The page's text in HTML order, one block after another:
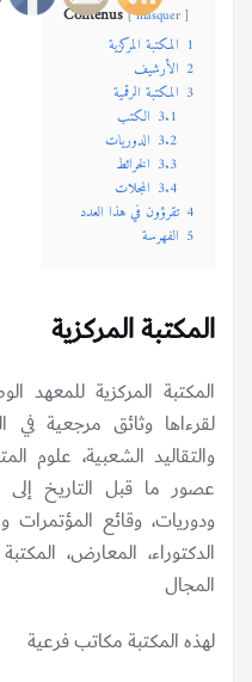
Contenus masquer
1 المكتبة المركزية
2 الأرشيف
3 المكتبة الرقمية
3.1 الكتب
3.2 الدوريات
3.3 الخرائط
3.4 المجلات
4 تقرؤون في هذا العدد
5 الفهرسة
المكتبة المركزية
المكتبة المركزية للمعهد
لقرءاها وثائق مرجعية في
والتقاليد الشعبية،
عصور ما قبل التاريخ إلى
ودوريات، وقائع المؤتمرات
الدكتوراء، المعارض،
المجال
لهذه المكتبة مكاتب فرعية